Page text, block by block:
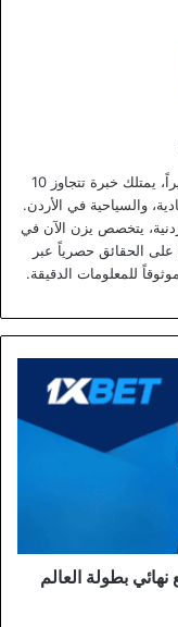
يعتبر يزن خوري صحفياً أردنياً متمرساً ومحللاً خبيراً، يمتلك خبرة تتجاوز 10
والسياحية في الأردن.
يتخصص يزن الآن في
على الحقائق حصرياً عبر
بطولة العالم